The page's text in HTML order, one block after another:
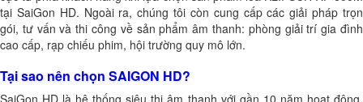
tại SaiGon HD. Ngoài ra, chúng tôi còn cung cấp các giải pháp trọn
gói, tư vấn và thi công về sản phẩm âm thanh: phòng giải trí gia đình
cao cấp, rạp chiếu phim, hội trường quy mô lớn.
Tại sao nên chọn SAIGON HD?
SaiGon HD là hệ thống siêu thị âm thanh với gần 10 năm hoạt động.